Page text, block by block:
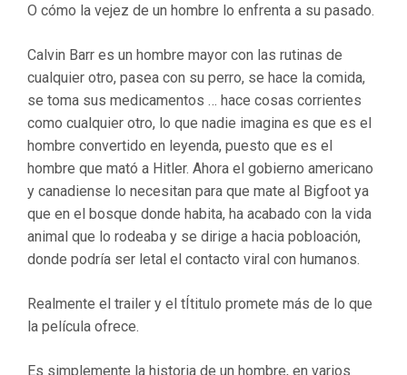
O cómo la vejez de un hombre lo enfrenta a su pasado.
Calvin Barr es un hombre mayor con las rutinas de
cualquier otro, pasea con su perro, se hace la comida,
se toma sus medicamentos … hace cosas corrientes
como cualquier otro, lo que nadie imagina es que es el
hombre convertido en leyenda, puesto que es el
hombre que mató a Hitler. Ahora el gobierno americano
y canadiense lo necesitan para que mate al Bigfoot ya
que en el bosque donde habita, ha acabado con la vida
animal que lo rodeaba y se dirige a hacia pobloación,
donde podría ser letal el contacto viral con humanos.
Realmente el trailer y el tÍtitulo promete más de lo que
la película ofrece.
Es simplemente la historia de un hombre, en varios